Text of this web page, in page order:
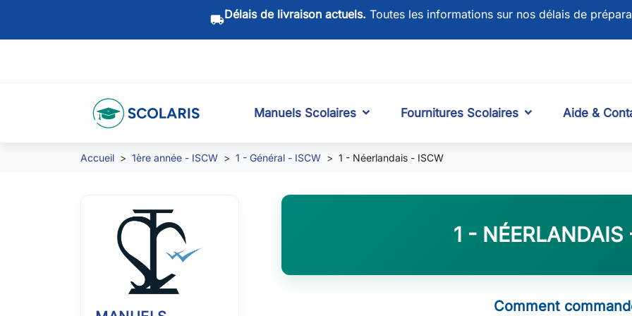
local_shippingDélais de livraison actuels. Toutes les informations sur nos délais de
Manuels Scolaires Fournitures Scolaires Aide &
Accueil 1ère année - ISCW 1 - Général - ISCW 1 - Néerlandais - ISCW
1 - NÉERLANDAIS
Comment